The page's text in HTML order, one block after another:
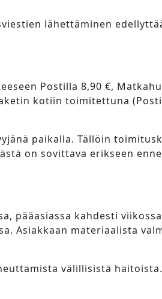
lähettäminen
Postilla 8,90 €,
kotiin toimitettuna (Posti
paikalla. Tällöin
on sovittava erikseen
pääasiassa kahdesti
Asiakkaan materiaalista
välillisistä